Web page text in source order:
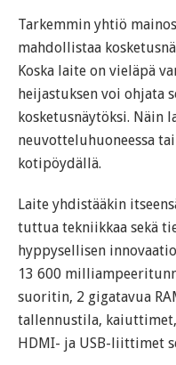
Tarkemmin yhtiö
mahdollistaa
Koska laite on vieläpä
heijastuksen voi ohjata
kosketusnäytöksi. Näin
neuvotteluhuoneessa
kotipöydällä.
Laite yhdistääkin
tuttua tekniikkaa sekä
hyppysellisen
13 600
suoritin, 2 gigatavua
tallennustila,
HDMI- ja USB-liittimet